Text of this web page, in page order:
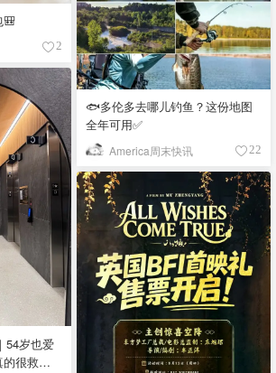
🎒
2
🐟多伦多去哪儿钓鱼？这份地图
全年可用✅
America周末快讯 22
54岁也爱
很救比